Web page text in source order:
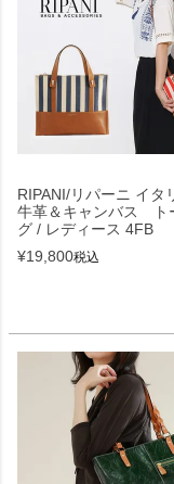
RIPANI/リパーニ イ
牛革＆キャンバス ト
グ / レディース 4FB
¥19,800税込